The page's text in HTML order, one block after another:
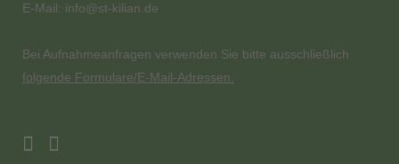
E-Mail: info@st-kilian.de
Bei Aufnahmeanfragen verwenden Sie bitte ausschließlich
folgende Formulare/E-Mail-Adressen.